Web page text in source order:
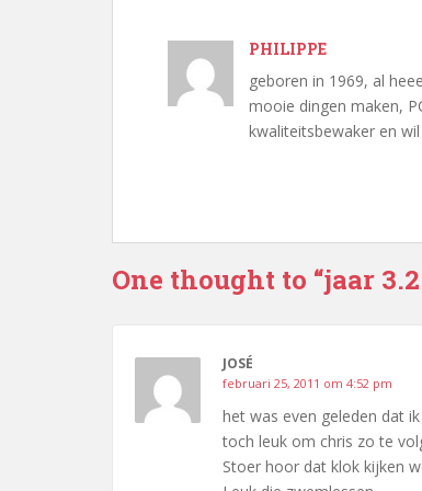
PHILIPPE
geboren in 1969, al
mooie dingen maken,
kwaliteitsbewaker en
One thought to “jaar
JOSÉ
februari 25, 2011 om 4:52 pm
het was even geleden dat
toch leuk om chris zo te
Stoer hoor dat klok kijken